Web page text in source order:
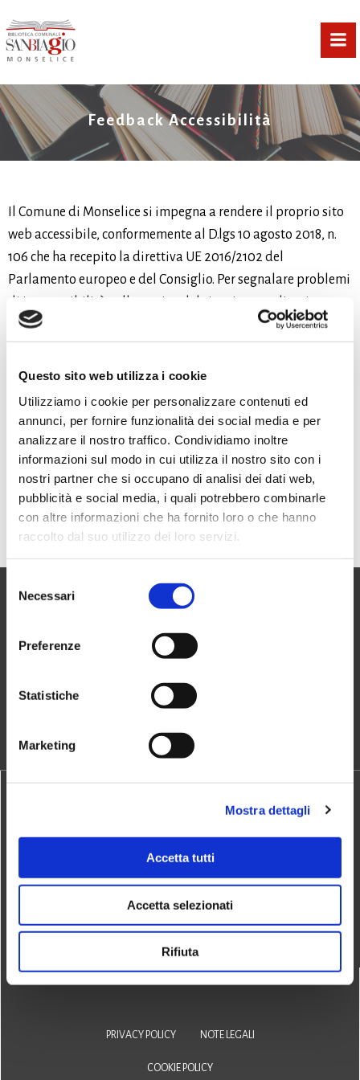
Questo sito web utilizza i cookie
Utilizziamo i cookie per personalizzare contenuti ed
annunci, per fornire funzionalità dei social media e per
analizzare il nostro traffico. Condividiamo inoltre
informazioni sul modo in cui utilizza il nostro sito con i
nostri partner che si occupano di analisi dei dati web,
pubblicità e social media, i quali potrebbero combinarle
con altre informazioni che ha fornito loro o che hanno
raccolto dal suo utilizzo dei loro servizi.
delNecessari
Preferenze
Statistiche
Marketing
Mostra dettagli
Accetta tutti
Accetta selezionati
Rifiuta
Feedback Accessibilità
Il Comune di Monselice si impegna a rendere il proprio sito
web accessibile, conformemente al D.lgs 10 agosto 2018, n.
106 che ha recepito la direttiva UE 2016/2102 del
Parlamento europeo e del Consiglio. Per segnalare problemi
di inaccessibilità sulle pagine del sito si prega di scrivere
alla seguente mail: ced@comune.monselice.padova.it
DOVE SIAMO
35043 Monselice (PD)
PRIVACY POLICY NOTE LEGALI
COOKIE POLICY